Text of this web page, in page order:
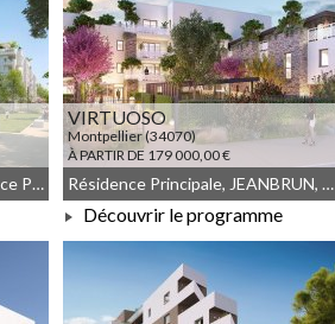
Résidence Principale, Résidence Principale, JEANBRUN, Meublé non géré, Droit commun
VIRTUOSO
Montpellier (34070)
À PARTIR DE 179 000,00 €
À PARTIR DE 179 000,00 €
Résidence Principale, JEANBRUN, Meublé non géré, Droit commun
Découvrir le programme